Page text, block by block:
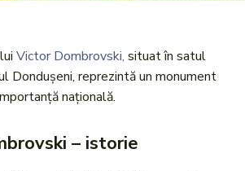
Victor Dombrovski, situat în satul
Dondușeni, reprezintă un monument
națională.
– istorie